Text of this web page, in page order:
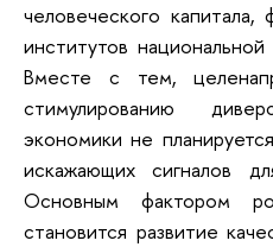
человеческого капитала,
институтов
Вместе с тем,
стимулированию
экономики не
искажающих сигналов
Основным фактором
становится развитие